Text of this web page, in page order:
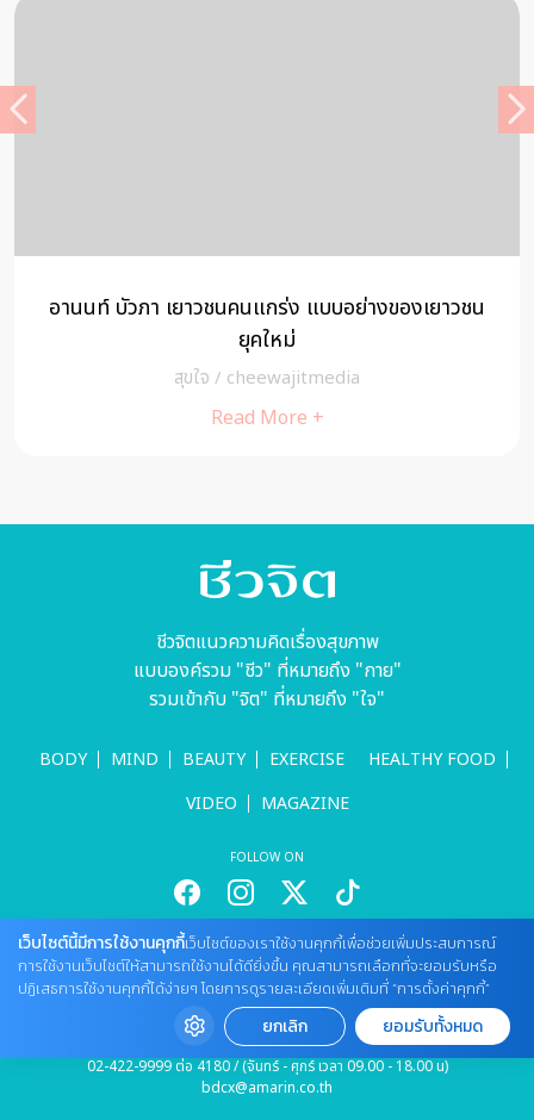
อานนท์ บัวภา เยาวชนคนแกร่ง แบบอย่างของเยาวชน
ยุคใหม่
สุขใจ / cheewajitmedia
Read More +
ชีวจิตแนวความคิดเรื่องสุขภาพ
แบบองค์รวม "ชีว" ที่หมายถึง "กาย"
รวมเข้ากับ "จิต" ที่หมายถึง "ใจ"
BODY MIND BEAUTY EXERCISE
HEALTHY FOOD
VIDEO
MAGAZINE
FOLLOW ON
สนใจลงโฆษณากับเว็บไซต์
Tel : 085 661 4629 / (จันทร์ - ศุกร์ เวลา 09.00 - 18.00 น)
cheewajitmedia@gmail.com
ติดต่อแจ้งปัญหาหรือร้องเรียน
02-422-9999 ต่อ 4180 / (จันทร์ - ศุกร์ เวลา 09.00 - 18.00 น)
bdcx@amarin.co.th
เว็บไซต์นี้มีการใช้งานคุกกี้เว็บไซต์ของเราใช้งานคุกกี้เพื่อช่วยเพิ่มประสบการณ์
การใช้งานเว็บไซต์ให้สามารถใช้งานได้ดียิ่งขึ้น คุณสามารถเลือกที่จะยอมรับหรือ
ปฏิเสธการใช้งานคุกกี้ได้ง่ายๆ โดยการดูรายละเอียดเพิ่มเติมที่ “การตั้งค่าคุกกี้”
ยกเลิก ยอมรับทั้งหมด